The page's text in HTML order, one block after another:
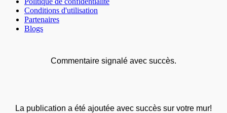
Conditions d'utilisation
Partenaires
Blogs
Commentaire signalé avec succès.
La publication a été ajoutée avec succès sur votre mur!